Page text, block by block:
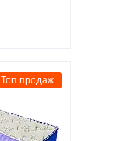
Топ продаж